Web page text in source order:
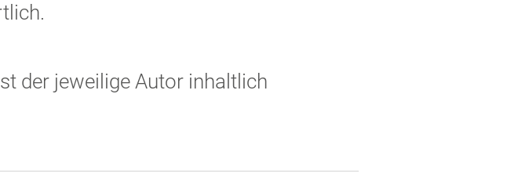
der jeweilige Autor inhaltlich